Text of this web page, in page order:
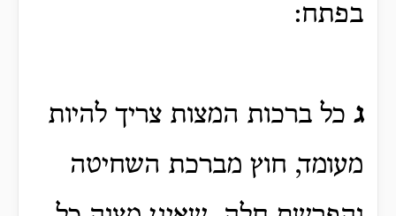
בפתח:
ג כל ברכות המצות צריך להיות
מעומד, חוץ מברכת השחיטה